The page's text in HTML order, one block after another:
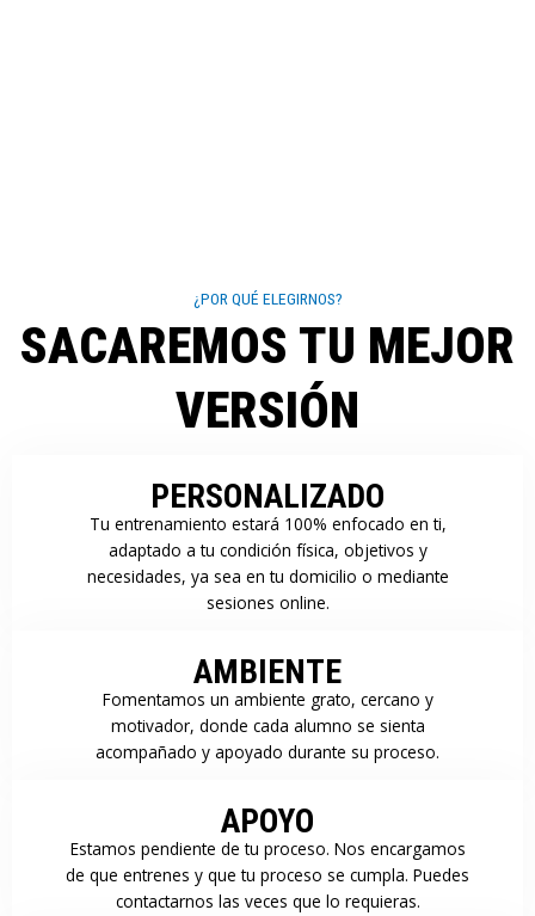
¿POR QUÉ ELEGIRNOS?
SACAREMOS TU MEJOR
VERSIÓN
PERSONALIZADO
Tu entrenamiento estará 100% enfocado en ti,
adaptado a tu condición física, objetivos y
necesidades, ya sea en tu domicilio o mediante
sesiones online.
AMBIENTE
Fomentamos un ambiente grato, cercano y
motivador, donde cada alumno se sienta
acompañado y apoyado durante su proceso.
APOYO
Estamos pendiente de tu proceso. Nos encargamos
de que entrenes y que tu proceso se cumpla. Puedes
contactarnos las veces que lo requieras.